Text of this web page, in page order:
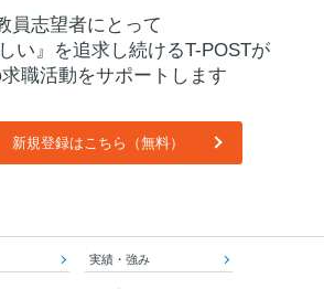
員志望者にとって
い』を追求し続けるT-POSTが
職活動をサポートします
新規登録はこちら（無料）
実績・強み